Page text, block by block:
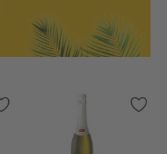
Pievienot vēlmju sarakstam